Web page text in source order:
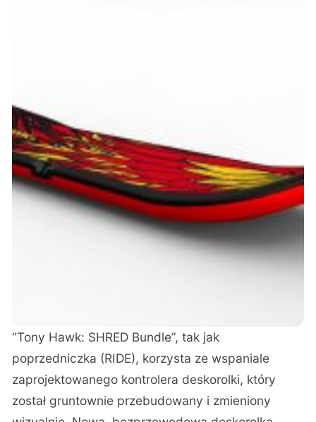
“Tony Hawk: SHRED Bundle”, tak jak
poprzedniczka (RIDE), korzysta ze wspaniale
zaprojektowanego kontrolera deskorolki, który
został gruntownie przebudowany i zmieniony